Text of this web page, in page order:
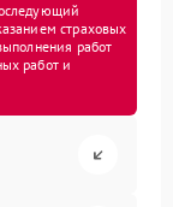
страховых
работ
работ и